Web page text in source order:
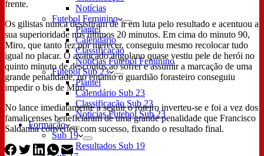
Notícias
Futebol Feminino
Plantel
Calendário
Classificação
Notícias Futebol Feminino
Futebol Sub 23
Plantel
Calendário Sub 23
Classificação Sub 23
Notícias Futebol Sub 23
Formação
Sub 19
Resultados Sub 19
frente.
Os gilistas nunca desistiram de ir em luta pelo resultado e acentuou a
sua superioridade nos últimos 20 minutos. Em cima do minuto 90,
Miro, que tanto fez por merecer, conseguiu mesmo recolocar tudo
igual no placar. O avançado angolano quase vestiu pele de herói no
quinto minuto de descontos ao sofrer e assumir a marcação de uma
grande penalidade, no entanto o guardião forasteiro conseguiu
impedir o bis de Miro.
No lance imediatamente a seguir o roteiro inverteu-se e foi a vez dos
famalicenses beneficiaram de uma grande penalidade que Francisco
Saldanha converteu com sucesso, fixando o resultado final.